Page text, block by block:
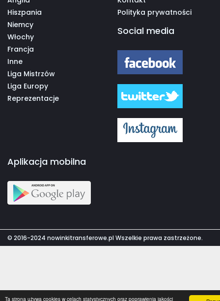
Ta strona używa cookies w celach statystycznych oraz poprawienia jakości
Hiszpania
Niemcy
Włochy
Francja
Inne
Liga Mistrzów
Liga Europy
Reprezentacje
Polityka prywatności
Social media
Aplikacja mobilna
© 2016-2024 nowinkitransferowe.pl Wszelkie prawa zastrzeżone.